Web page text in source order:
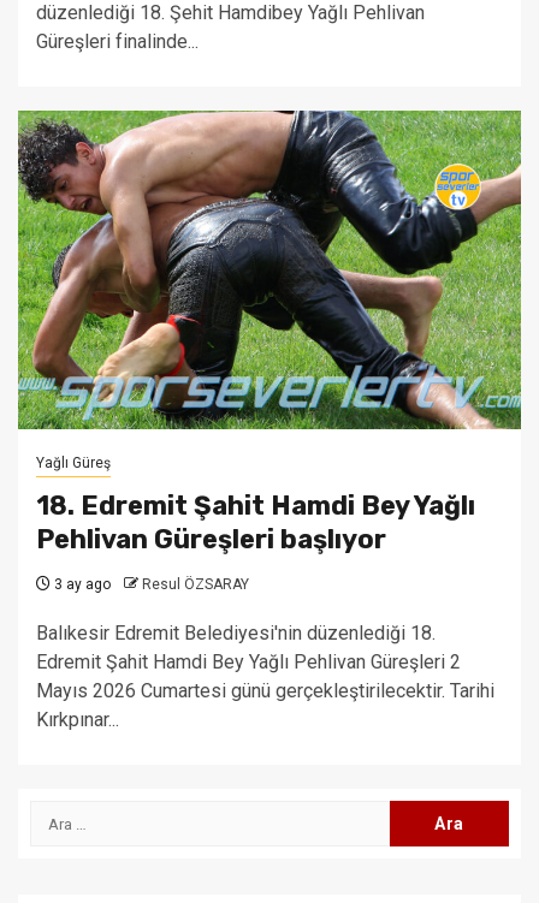
düzenlediği 18. Şehit Hamdibey Yağlı Pehlivan
Güreşleri finalinde...
Yağlı Güreş
18. Edremit Şahit Hamdi Bey Yağlı
Pehlivan Güreşleri başlıyor
3 ay ago Resul ÖZSARAY
Balıkesir Edremit Belediyesi'nin düzenlediği 18.
Edremit Şahit Hamdi Bey Yağlı Pehlivan Güreşleri 2
Mayıs 2026 Cumartesi günü gerçekleştirilecektir. Tarihi
Kırkpınar...
Arama: